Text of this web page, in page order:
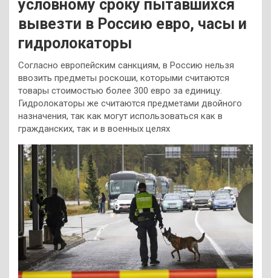
условному сроку пытавшихся
вывезти в Россию евро, часы и
гидролокаторы
Согласно европейским санкциям, в Россию нельзя
ввозить предметы роскоши, которыми считаются
товары стоимостью более 300 евро за единицу.
Гидролокаторы же считаются предметами двойного
назначения, так как могут использоваться как в
гражданских, так и в военных целях